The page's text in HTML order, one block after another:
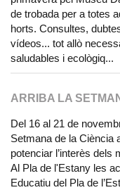
de trobada per a totes
horts. Consultes,
vídeos... tot allò
saludables i ecològiq...
ARRIBA LA
Del 16 al 21 de
Setmana de la Ciència
potenciar l’interès dels
Al Pla de l'Estany les
Educatiu del Pla de